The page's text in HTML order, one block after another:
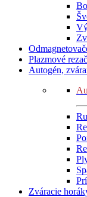
Plazmové
Autogén,
Zváracie